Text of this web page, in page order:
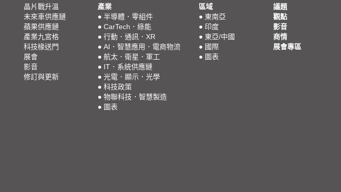
晶片戰升溫
未來車供應鏈
蘋果供應鏈
產業九宮格
科技椽送門
展會
影音
修訂與更新
產業
● 半導體．零組件
● CarTech．綠能
● 行動．通訊．XR
● AI．智慧應用．電商物流
● 航太．衛星．軍工
● IT．系統供應鏈
● 光電．顯示．光學
● 科技政策
● 物聯科技．智慧製造
● 圖表
區域
● 東南亞
● 印度
● 東亞/中國
● 國際
● 圖表
議題
觀點
影音
商情
展會專區